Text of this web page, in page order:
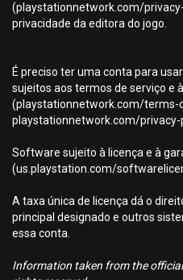
(playstationnetwork.com/
privacidade da editora do jogo.
É preciso ter uma conta para
sujeitos aos termos de serviço e
(playstationnetwork.com/terms-
playstationnetwork.com/privacy-
Software sujeito à licença e à
(us.playstation.com/
A taxa única de licença dá o
principal designado e outros
essa conta.
Information taken from the